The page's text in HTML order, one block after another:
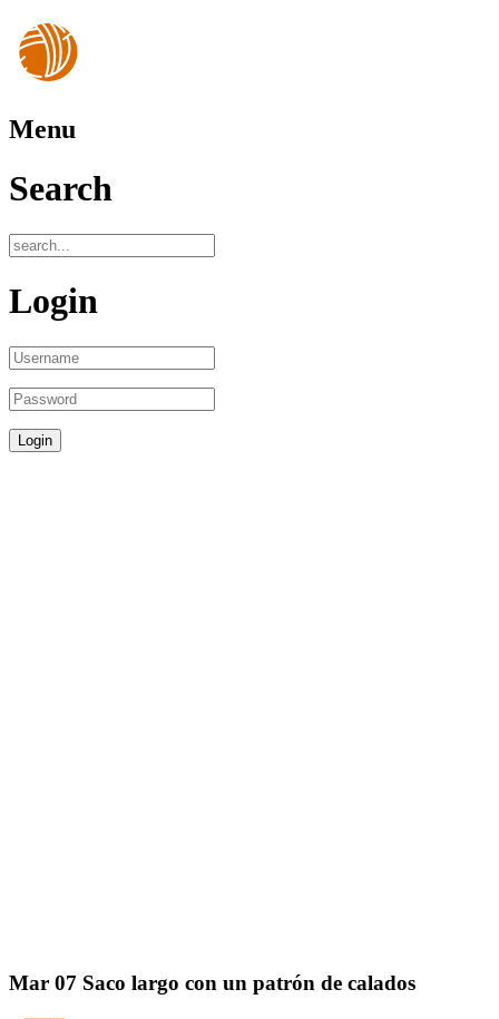
Menu
Search
Login
Mar 07 Saco largo con un patrón de calados